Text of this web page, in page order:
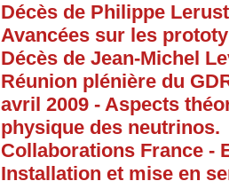
Décès de Philippe
Avancées sur les
Décès de Jean-Michel
Réunion plénière du
avril 2009 - Aspects
physique des neutrinos.
Collaborations France -
Installation et mise en